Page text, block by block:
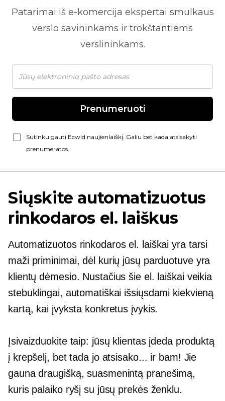
Patarimai iš e-komercija ekspertai smulkaus
verslo savininkams ir trokštantiems
verslininkams.
Prenumeruoti
Sutinku gauti Ecwid naujienlaiškį. Galiu bet kada atsisakyti
prenumeratos.
Siųskite automatizuotus
rinkodaros el. laiškus
Automatizuotos rinkodaros el. laiškai yra tarsi
maži priminimai, dėl kurių jūsų parduotuve yra
klientų dėmesio. Nustačius šie el. laiškai veikia
stebuklingai, automatiškai išsiųsdami kiekvieną
kartą, kai įvyksta konkretus įvykis.
Įsivaizduokite taip: jūsų klientas įdeda produktą
į krepšelį, bet tada jo atsisako... ir bam! Jie
gauna draugišką, suasmenintą pranešimą,
kuris palaiko ryšį su jūsų prekės ženklu.